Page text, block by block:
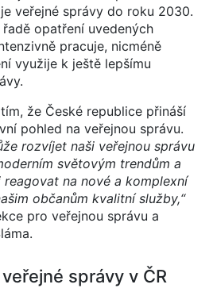
veřejné správy do roku 2030.
opatření uvedených
pracuje, nicméně
využije k ještě lepšímu
že České republice přináší
pohled na veřejnou správu.
rozvíjet naši veřejnou správu
světovým trendům a
na nové a komplexní
občanům kvalitní služby,“
pro veřejnou správu a
správy v ČR